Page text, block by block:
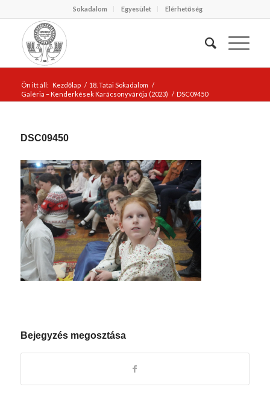
Sokadalom Egyesület Elérhetőség
Ön itt áll: Kezdőlap / 18. Tatai Sokadalom /
Galéria – Kenderkések Karácsonyvárója (2023) / DSC09450
DSC09450
Bejegyzés megosztása